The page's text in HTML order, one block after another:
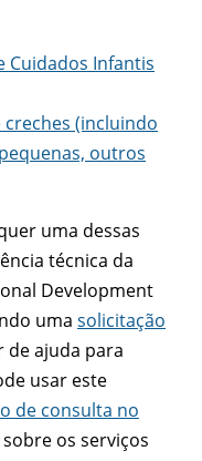
Cuidados Infantis
(incluindo
outros
uma dessas
técnica da
Development
uma solicitação
de ajuda para
usar este
de consulta no
os serviços